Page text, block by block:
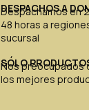
DESPACHOS A
Despachamos en
48 horas a
sucursal
SÓLO
Nos preocupados
los mejores